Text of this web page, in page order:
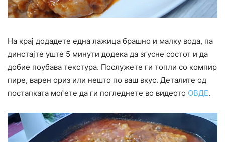
На крај додадете една лажица брашно и малку вода, па
динстајте уште 5 минути додека да згусне состот и да
добие поубава текстура. Послужете ги топли со компир
пире, варен ориз или нешто по ваш вкус. Деталите од
постапката моѓете да ги погледнете во видеото ОВДЕ.